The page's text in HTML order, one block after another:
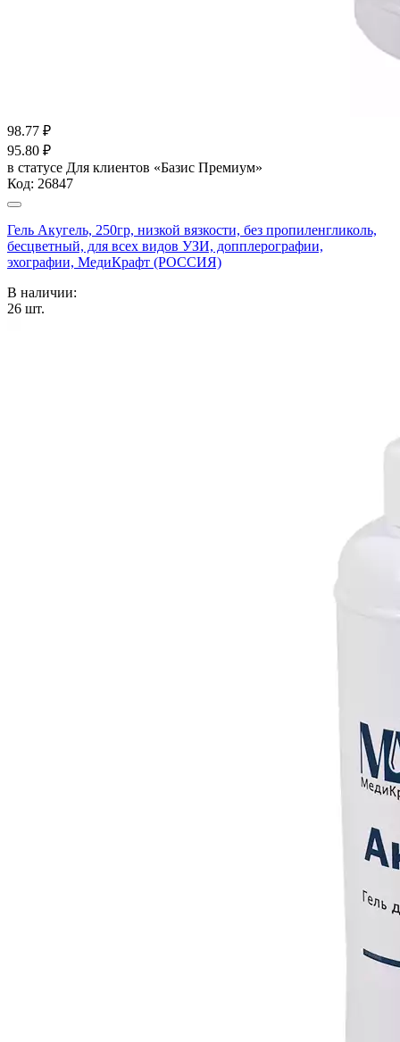
98.77 ₽
95.80 ₽
в статусе Для клиентов «Базис Премиум»
Код: 26847
Гель Акугель, 250гр, низкой вязкости, без пропиленгликоль,
бесцветный, для всех видов УЗИ, допплерографии,
эхографии, МедиКрафт (РОССИЯ)
В наличии:
26 шт.